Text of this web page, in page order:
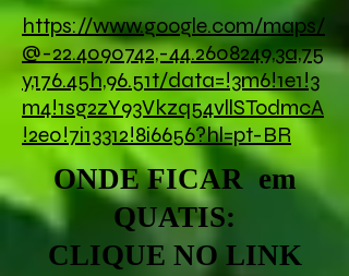
https://www.google.com/maps/
@-22.4090742,-44.2608249,3a,75
y,176.45h,96.51t/data=!3m6!1e1!3
m4!1sg2zY93Vkzq54vllSTodmcA
!2e0!7i13312!8i6656?hl=pt-BR
ONDE FICAR em
QUATIS:
CLIQUE NO LINK